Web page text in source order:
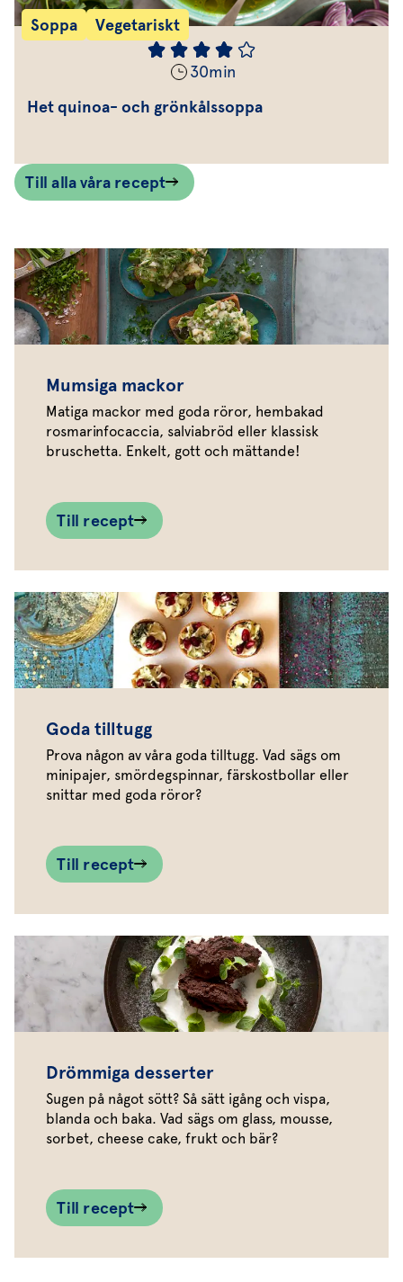
Soppa Vegetariskt
30min
Het quinoa- och grönkålssoppa
Till alla våra recept
Mumsiga mackor
Matiga mackor med goda röror, hembakad
rosmarinfocaccia, salviabröd eller klassisk
bruschetta. Enkelt, gott och mättande!
Till recept
Goda tilltugg
Prova någon av våra goda tilltugg. Vad sägs om
minipajer, smördegspinnar, färskostbollar eller
snittar med goda röror?
Till recept
Drömmiga desserter
Sugen på något sött? Så sätt igång och vispa,
blanda och baka. Vad sägs om glass, mousse,
sorbet, cheese cake, frukt och bär?
Till recept